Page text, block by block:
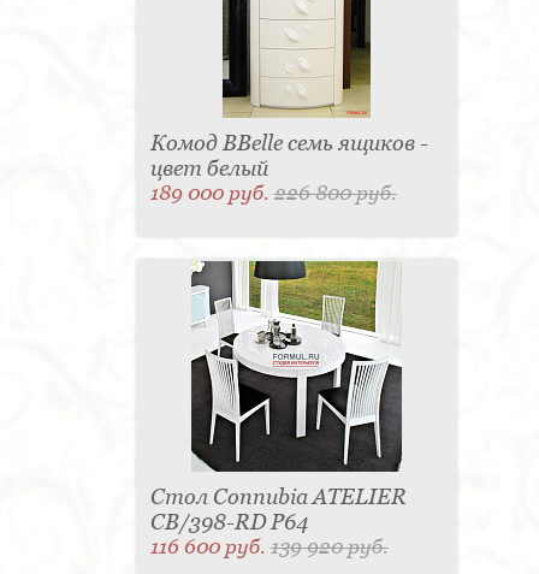
Комод BBelle семь ящиков -
цвет белый
189 000 руб.226 800 руб.
Стол Connubia ATELIER
CB/398-RD P64
116 600 руб.139 920 руб.